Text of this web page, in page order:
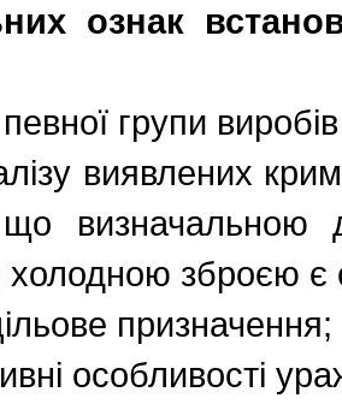
ознак
групи
виявлених
визначальною
зброєю є
призначення;
особливості